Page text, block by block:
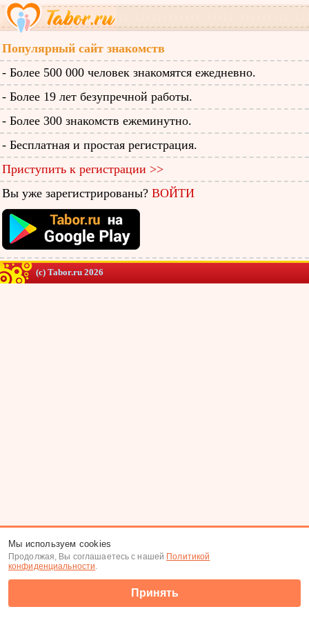
Популярный сайт знакомств
- Более 500 000 человек знакомятся ежедневно.
- Более 19 лет безупречной работы.
- Более 300 знакомств ежеминутно.
- Бесплатная и простая регистрация.
Приступить к регистрации >>
Вы уже зарегистрированы? ВОЙТИ
(c) Tabor.ru 2026
Мы используем cookies
Продолжая, Вы соглашаетесь с нашей Политикой
конфиденциальности.
Принять